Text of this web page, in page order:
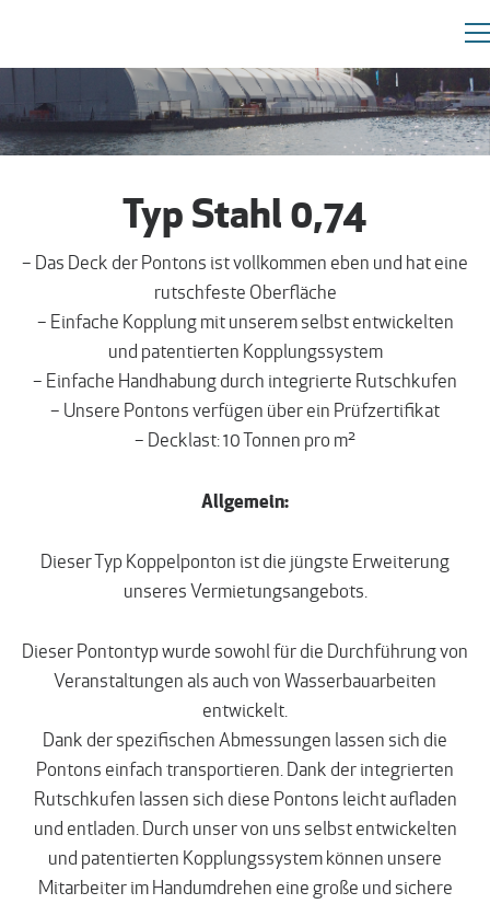
Typ Stahl 0,74
– Das Deck der Pontons ist vollkommen eben und hat eine
rutschfeste Oberfläche
– Einfache Kopplung mit unserem selbst entwickelten
und patentierten Kopplungssystem
– Einfache Handhabung durch integrierte Rutschkufen
– Unsere Pontons verfügen über ein Prüfzertifikat
– Decklast: 10 Tonnen pro m²
Allgemein:
Dieser Typ Koppelponton ist die jüngste Erweiterung
unseres Vermietungsangebots.
Dieser Pontontyp wurde sowohl für die Durchführung von
Veranstaltungen als auch von Wasserbauarbeiten
entwickelt.
Dank der spezifischen Abmessungen lassen sich die
Pontons einfach transportieren. Dank der integrierten
Rutschkufen lassen sich diese Pontons leicht aufladen
und entladen. Durch unser von uns selbst entwickelten
und patentierten Kopplungssystem können unsere
Mitarbeiter im Handumdrehen eine große und sichere